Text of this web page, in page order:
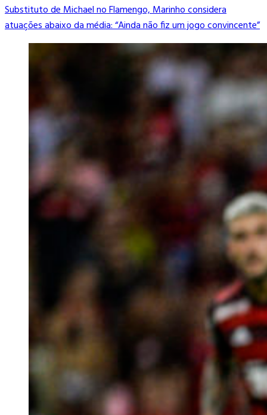
Substituto de Michael no Flamengo, Marinho considera
atuações abaixo da média: “Ainda não fiz um jogo convincente”